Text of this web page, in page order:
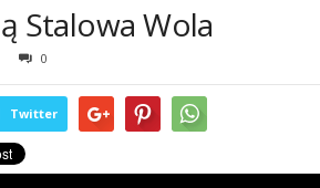
Stalowa Wola
0
Twitter